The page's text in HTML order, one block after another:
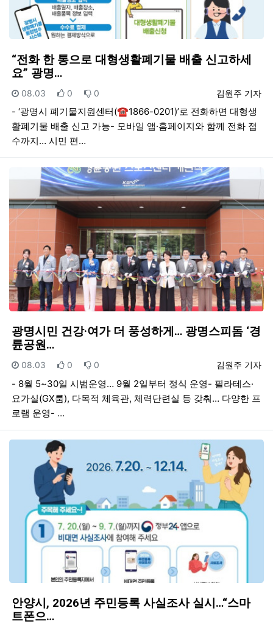
“전화 한 통으로 대형생활폐기물 배출 신고하세
요” 광명…
등록자
김원주 기자
등록일
08.03 추천
0 비추천
0
- ‘광명시 폐기물지원센터(☎1866-0201)’로 전화하면 대형생
활폐기물 배출 신고 가능- 모바일 앱·홈페이지와 함께 전화 접
수까지… 시민 편…
광명시민 건강·여가 더 풍성하게… 광명스피돔 ‘경
륜공원…
등록자
김원주 기자
등록일
08.03 추천
0 비추천
0
- 8월 5~30일 시범운영… 9월 2일부터 정식 운영- 필라테스·
요가실(GX룸), 다목적 체육관, 체력단련실 등 갖춰… 다양한 프
로램 운영- …
안양시, 2026년 주민등록 사실조사 실시…“스마
트폰으…